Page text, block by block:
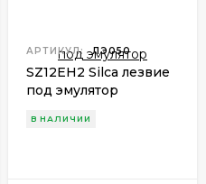
АРТИКУЛ: ЛЭ050
SZ12EH2 Silca лезвие
под эмулятор
В НАЛИЧИИ